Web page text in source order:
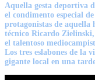
Aquella gesta deportiva
el condimento especial
protagonistas de aquella
técnico Ricardo Zielinski
el talentoso
Los tres eslabones de la
gigante local en una